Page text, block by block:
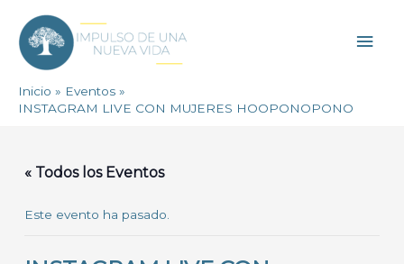
contenido
Inicio
Eventos
INSTAGRAM LIVE CON MUJERES HOOPONOPONO
« Todos los Eventos
Este evento ha pasado.